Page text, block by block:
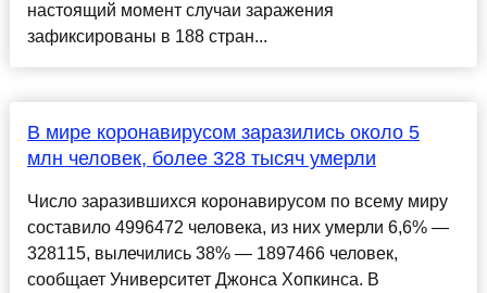
настоящий момент случаи заражения
зафиксированы в 188 стран...
В мире коронавирусом заразились около 5
млн человек, более 328 тысяч умерли
Число заразившихся коронавирусом по всему миру
составило 4996472 человека, из них умерли 6,6% —
328115, вылечились 38% — 1897466 человек,
сообщает Университет Джонса Хопкинса. В